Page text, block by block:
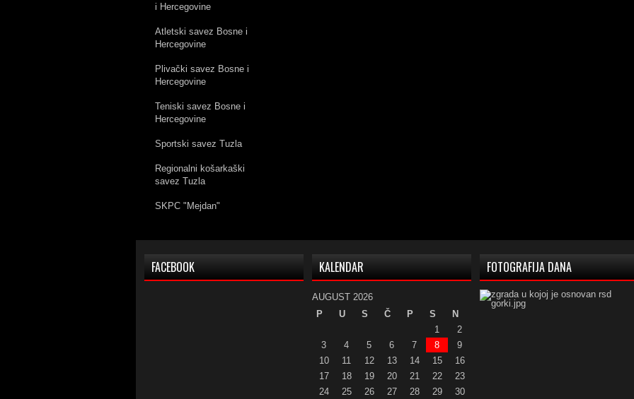
i Hercegovine
Atletski savez Bosne i
Hercegovine
Plivački savez Bosne i
Hercegovine
Teniski savez Bosne i
Hercegovine
Sportski savez Tuzla
Regionalni košarkaški
savez Tuzla
SKPC "Mejdan"
FACEBOOK KALENDAR
AUGUST 2026
P
U S Č P S
N
1
2
3
4 5 6 7 8
9
10
11 12 13 14 15
16
17
18 19 20 21 22
23
24
25 26 27 28 29 30
FOTOGRAFIJA DANA